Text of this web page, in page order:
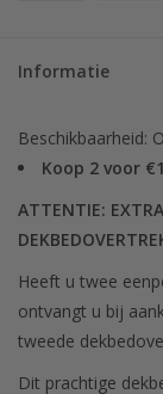
Informatie
Beschikbaarheid:
Koop 2 voor
ATTENTIE:
Heeft u twee
ontvangt u bij
tweede
Dit prachtige